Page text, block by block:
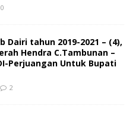
0
Dairi tahun 2019-2021 – (4),
Hendra C.Tambunan –
Perjuangan Untuk Bupati
2